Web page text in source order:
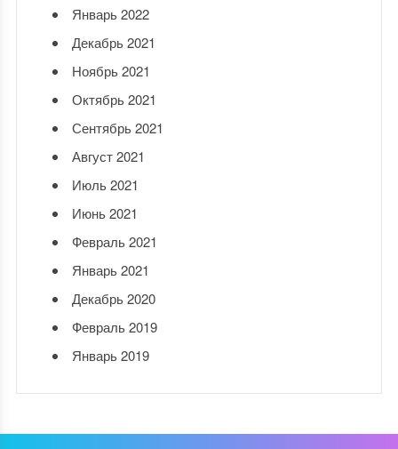
Январь 2022
Декабрь 2021
Ноябрь 2021
Октябрь 2021
Сентябрь 2021
Август 2021
Июль 2021
Июнь 2021
Февраль 2021
Январь 2021
Декабрь 2020
Февраль 2019
Январь 2019